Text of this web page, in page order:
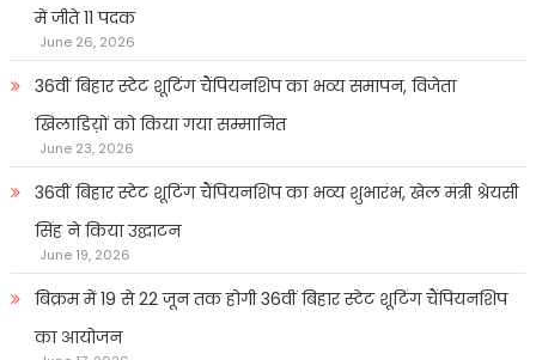
में जीते 11 पदक
June 26, 2026
36वीं बिहार स्टेट शूटिंग चैंपियनशिप का भव्य समापन, विजेता
खिलाडिय़ों को किया गया सम्मानित
June 23, 2026
36वीं बिहार स्टेट शूटिंग चैंपियनशिप का भव्य शुभारंभ, खेल मंत्री श्रेयसी
सिंह ने किया उद्घाटन
June 19, 2026
बिक्रम में 19 से 22 जून तक होगी 36वीं बिहार स्टेट शूटिंग चैंपियनशिप
का आयोजन